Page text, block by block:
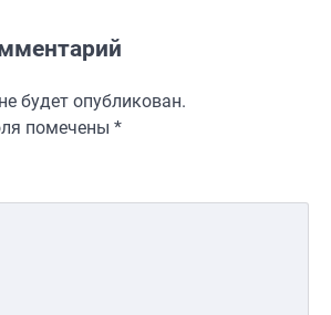
будет опубликован.
помечены *